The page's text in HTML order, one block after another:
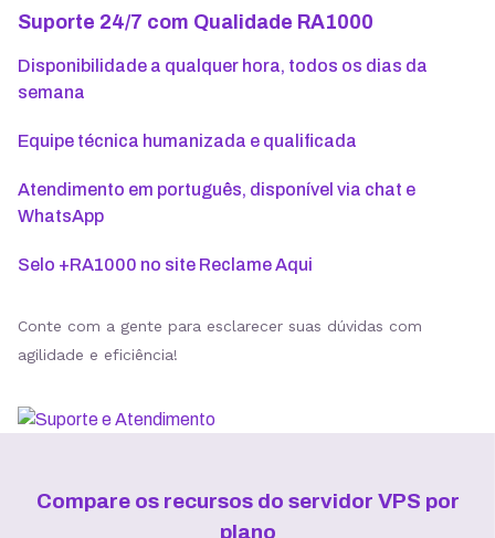
Suporte 24/7 com Qualidade RA1000
Disponibilidade a qualquer hora, todos os dias da
semana
Equipe técnica humanizada e qualificada
Atendimento em português, disponível via chat e
WhatsApp
Selo +RA1000 no site Reclame Aqui
Conte com a gente para esclarecer suas dúvidas com
agilidade e eficiência!
Compare os recursos do servidor VPS por
plano